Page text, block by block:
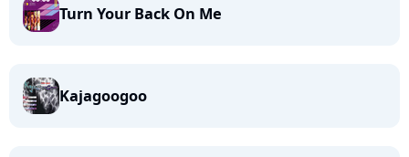
Turn Your Back On Me
Kajagoogoo